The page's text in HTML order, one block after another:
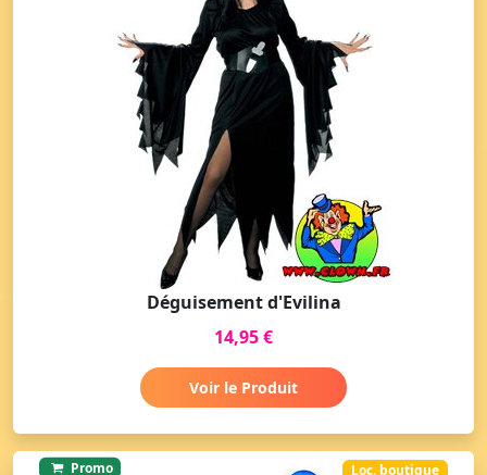
Déguisement d'Evilina
14,95 €
Voir le Produit
Promo Loc. boutique